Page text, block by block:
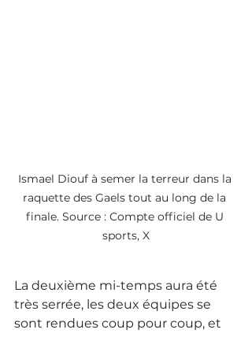
Ismael Diouf à semer la terreur dans la
raquette des Gaels tout au long de la
finale. Source : Compte officiel de U
sports, X
La deuxième mi-temps aura été
très serrée, les deux équipes se
sont rendues coup pour coup, et